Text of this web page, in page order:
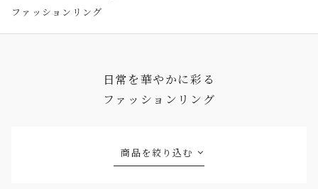
ファッションリング
日常を華やかに彩る
ファッションリング
商品を絞り込む